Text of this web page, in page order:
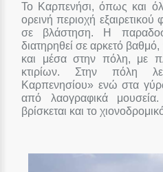
Το Καρπενήσι, όπως και
ορεινή περιοχή
σε βλάστηση. Η
διατηρηθεί σε αρκετό
και μέσα στην πόλη, με
κτιρίων. Στην πόλη
Καρπενησίου» ενώ στα
από λαογραφικά
βρίσκεται και το